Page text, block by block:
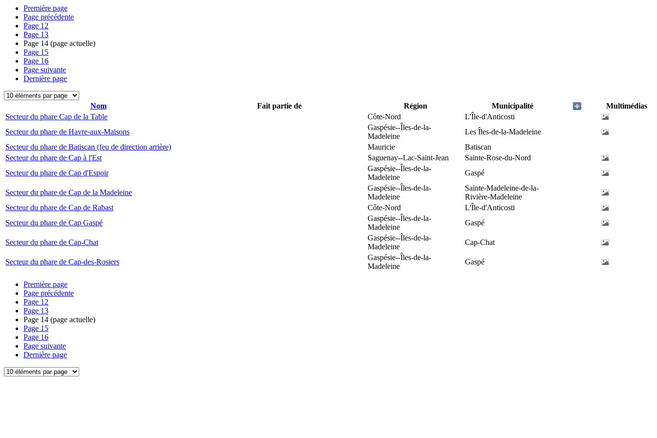
Première page
Page précédente
Page 12
Page 13
Page 14 (page actuelle)
Page 15
Page 16
Page suivante
Dernière page
Nom Fait partie de Région Municipalité
Multimédias
Secteur du phare Cap de la Table
Côte-Nord
L'Île-d'Anticosti
Secteur du phare de Havre-aux-Maisons
Gaspésie--Îles-de-la-
Madeleine
Les Îles-de-la-Madeleine
Secteur du phare de Batiscan (feu de direction arrière)
Mauricie
Batiscan
Secteur du phare de Cap à l'Est
Saguenay--Lac-Saint-Jean
Sainte-Rose-du-Nord
Secteur du phare de Cap d'Espoir
Gaspésie--Îles-de-la-
Madeleine
Gaspé
Secteur du phare de Cap de la Madeleine
Gaspésie--Îles-de-la-
Madeleine
Sainte-Madeleine-de-la-
Rivière-Madeleine
Secteur du phare de Cap de Rabast
Côte-Nord
L'Île-d'Anticosti
Secteur du phare de Cap Gaspé
Gaspésie--Îles-de-la-
Madeleine
Gaspé
Secteur du phare de Cap-Chat
Gaspésie--Îles-de-la-
Madeleine
Cap-Chat
Secteur du phare de Cap-des-Rosiers
Gaspésie--Îles-de-la-
Madeleine
Gaspé
Première page
Page précédente
Page 12
Page 13
Page 14 (page actuelle)
Page 15
Page 16
Page suivante
Dernière page